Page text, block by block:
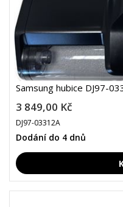
Samsung hubice DJ97-
3 849,00 Kč
DJ97-03312A
Dodání do 4 dnů